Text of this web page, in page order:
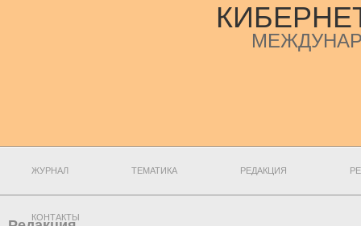
ЖУРНАЛ ТЕМАТИКА РЕДАКЦИЯ
КОНТАКТЫ